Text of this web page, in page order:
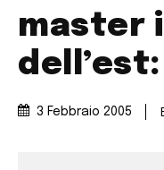
master
3 Febbraio 2005